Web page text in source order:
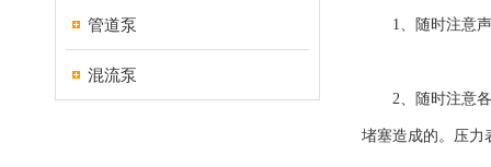
管道泵
混流泵
1、随时注意声
2、随时注意各
堵塞造成的。压力